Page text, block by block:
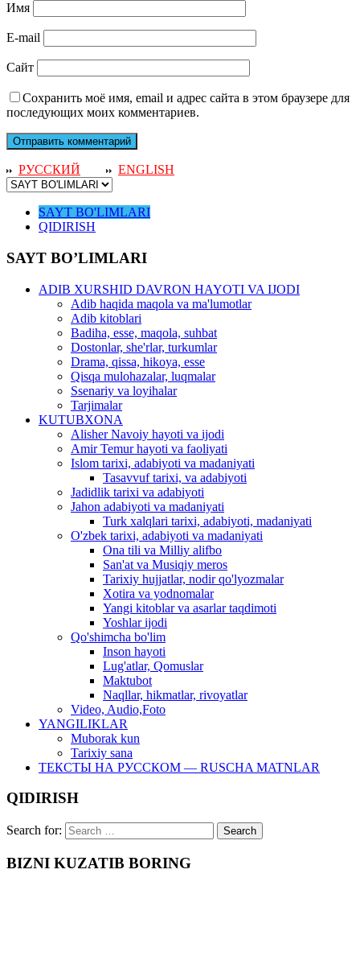
Имя
E-mail
Сайт
Сохранить моё имя, email и адрес сайта в этом браузере для
последующих моих комментариев.
РУССКИЙ ENGLISH
SAYT BO'LIMLARI
QIDIRISH
SAYT BO’LIMLARI
ADIB XURSHID DAVRON HAYOTI VA IJODI
Adib haqida maqola va ma'lumotlar
Adib kitoblari
Badiha, esse, maqola, suhbat
Dostonlar, she'rlar, turkumlar
Drama, qissa, hikoya, esse
Qisqa mulohazalar, luqmalar
Ssenariy va loyihalar
Tarjimalar
KUTUBXONA
Alisher Navoiy hayoti va ijodi
Amir Temur hayoti va faoliyati
Islom tarixi, adabiyoti va madaniyati
Tasavvuf tarixi, va adabiyoti
Jadidlik tarixi va adabiyoti
Jahon adabiyoti va madaniyati
Turk xalqlari tarixi, adabiyoti, madaniyati
O'zbek tarixi, adabiyoti va madaniyati
Ona tili va Milliy alifbo
San'at va Musiqiy meros
Tarixiy hujjatlar, nodir qo'lyozmalar
Xotira va yodnomalar
Yangi kitoblar va asarlar taqdimoti
Yoshlar ijodi
Qo'shimcha bo'lim
Inson hayoti
Lug'atlar, Qomuslar
Maktubot
Naqllar, hikmatlar, rivoyatlar
Video, Audio,Foto
YANGILIKLAR
Muborak kun
Tarixiy sana
ТЕКСТЫ НА РУССКОМ — RUSCHA MATNLAR
QIDIRISH
Search for:
BIZNI KUZATIB BORING